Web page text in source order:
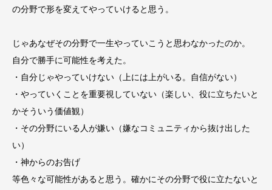
の分野で形を変えてやっていけると思う。
じゃあなぜその分野で一生やっていこうと思わなかったのか。
自分で勝手に可能性を考えた。
・自分じゃやっていけない（上には上がいる。自信がない）
・やっていくことを重要視していない（楽しい、役に立ちたいと
かそういう価値観）
・その分野にいる人が嫌い（嫌なコミュニティから抜け出した
い）
・神からのお告げ
等色々な可能性があると思う。確かにその分野で役に立たないと